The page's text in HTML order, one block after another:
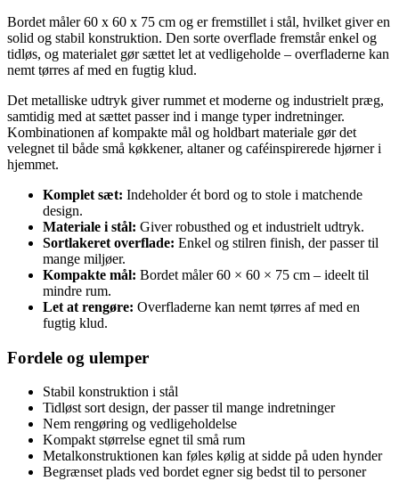
Bordet måler 60 x 60 x 75 cm og er fremstillet i stål, hvilket giver en
solid og stabil konstruktion. Den sorte overflade fremstår enkel og
tidløs, og materialet gør sættet let at vedligeholde – overfladerne kan
nemt tørres af med en fugtig klud.
Det metalliske udtryk giver rummet et moderne og industrielt præg,
samtidig med at sættet passer ind i mange typer indretninger.
Kombinationen af kompakte mål og holdbart materiale gør det
velegnet til både små køkkener, altaner og caféinspirerede hjørner i
hjemmet.
Komplet sæt: Indeholder ét bord og to stole i matchende
design.
Materiale i stål: Giver robusthed og et industrielt udtryk.
Sortlakeret overflade: Enkel og stilren finish, der passer til
mange miljøer.
Kompakte mål: Bordet måler 60 × 60 × 75 cm – ideelt til
mindre rum.
Let at rengøre: Overfladerne kan nemt tørres af med en
fugtig klud.
Fordele og ulemper
Stabil konstruktion i stål
Tidløst sort design, der passer til mange indretninger
Nem rengøring og vedligeholdelse
Kompakt størrelse egnet til små rum
Metalkonstruktionen kan føles kølig at sidde på uden hynder
Begrænset plads ved bordet egner sig bedst til to personer